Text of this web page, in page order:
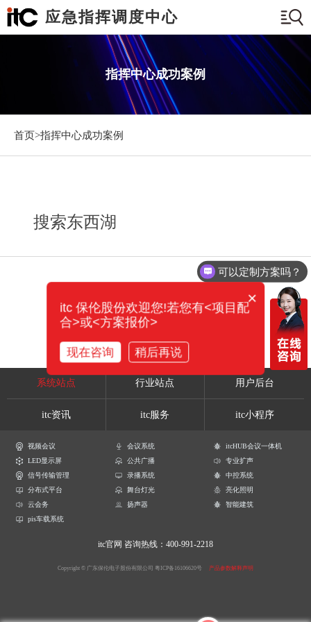
应急指挥调度中心
指挥中心成功案例
首页>指挥中心成功案例
搜索东西湖
系统站点 行业站点 用户后台
itc资讯 itc服务 itc小程序
视频会议 会议系统
itcHUB会议一体机
LED显示屏
公共广播
专业扩声
信号传输管理
录播系统
中控系统
分布式平台
舞台灯光
亮化照明
云会务
扬声器
智能建筑
pis车载系统
itc官网 咨询热线：400-991-2218
Copyright © 广东保伦电子股份有限公司 粤ICP备16106620号 产品参数解释声明
可以定制方案吗？
×
itc 保伦股份欢迎您!若您有<项目配
合>或<方案报价>
现在咨询 稍后再说